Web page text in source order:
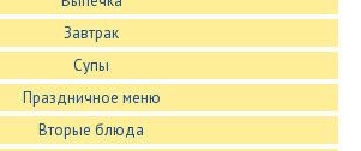
Завтрак
Супы
Праздничное меню
Вторые блюда